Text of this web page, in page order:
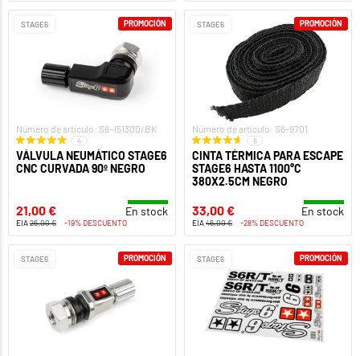
STAGE6
Número de artículo: S6-151300/BK
4
VÁLVULA NEUMÁTICO STAGE6
CNC CURVADA 90º NEGRO
21,00 € En stock
EIA26,00 € -19% DESCUENTO
PROMOCIÓN STAGE6
Número de artículo: S6-9701
8
CINTA TÉRMICA PARA ESCAPE
STAGE6 HASTA 1100°C
380X2.5CM NEGRO
33,00 € En stock
EIA46,00 € -28% DESCUENTO
PROMOCIÓN
STAGE6 PROMOCIÓN STAGE6 PROMOCIÓN